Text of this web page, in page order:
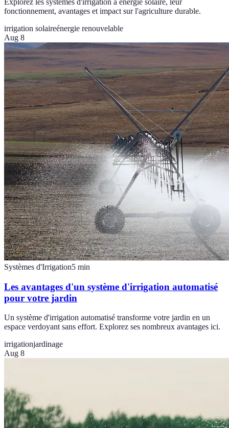
fonctionnement, avantages et impact sur l'agriculture durable.
irrigation solaireénergie renouvelable
Aug 8
Systèmes d'Irrigation5 min
Les avantages d'un système d'irrigation automatisé
pour votre jardin
Un système d'irrigation automatisé transforme votre jardin en un
espace verdoyant sans effort. Explorez ses nombreux avantages ici.
irrigationjardinage
Aug 8